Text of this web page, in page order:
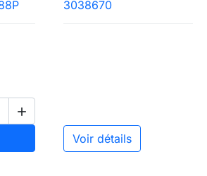

3038670
Voir détails